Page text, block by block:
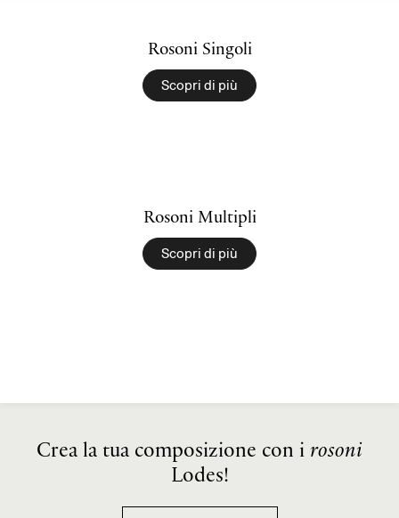
Rosoni Singoli
Scopri di più
Rosoni Multipli
Scopri di più
Crea la tua composizione con i rosoni
Lodes!